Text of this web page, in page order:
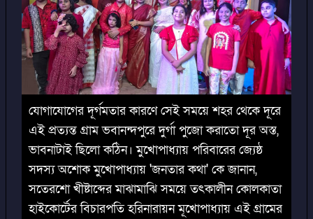
যোগাযোগের দূর্গমতার কারণে সেই সময়ে শহর থেকে দূরে
এই প্রত্যন্ত গ্রাম ভবানন্দপুরে দুর্গা পুজো করাতো দূর অস্ত,
ভাবনাটাই ছিলো কঠিন। মুখোপাধ্যায় পরিবারের জ্যেষ্ঠ
সদস্য অশোক মুখোপাধ্যায় 'জনতার কথা' কে জানান,
সতেরশো খীষ্টাব্দের মাঝামাঝি সময়ে তৎকালীন কোলকাতা
হাইকোর্টের বিচারপতি হরিনারায়ন মূখোপাধ্যায় এই গ্রামের